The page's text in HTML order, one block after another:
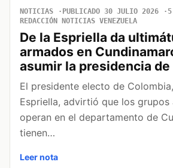
NOTICIAS PUBLICADO 30 JULIO 2026
REDACCIÓN NOTICIAS VENEZUELA
De la Espriella da
armados en
asumir la presidencia
El presidente electo de
Espriella, advirtió que los grupos
operan en el departamento de
tienen…
Leer nota